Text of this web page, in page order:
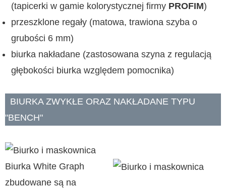
(tapicerki w gamie kolorystycznej firmy PROFIM)
przeszklone regały (matowa, trawiona szyba o
grubości 6 mm)
biurka nakładane (zastosowana szyna z regulacją
głębokości biurka względem pomocnika)
BIURKA ZWYKŁE ORAZ NAKŁADANE TYPU
"BENCH"
Biurka White Graph
zbudowane są na